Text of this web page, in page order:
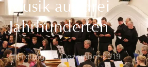
Musik aus drei
Jahrhunderten
Freitag, 13. Dezember 2019